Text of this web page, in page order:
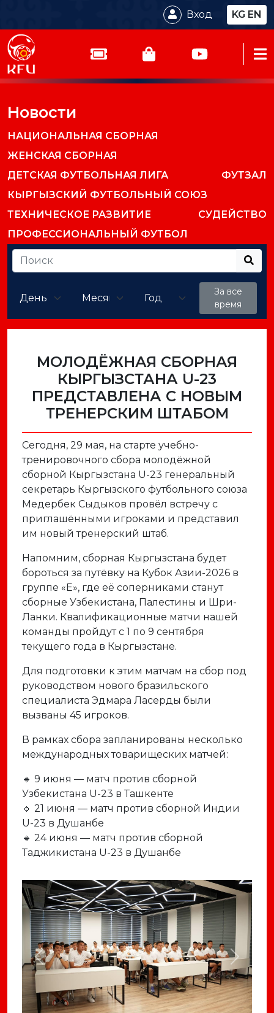
Вход KG EN
Новости
НАЦИОНАЛЬНАЯ СБОРНАЯ
ЖЕНСКАЯ СБОРНАЯ
ДЕТСКАЯ ФУТБОЛЬНАЯ ЛИГА
ФУТЗАЛ
КЫРГЫЗСКИЙ ФУТБОЛЬНЫЙ СОЮЗ
ТЕХНИЧЕСКОЕ РАЗВИТИЕ
СУДЕЙСТВО
ПРОФЕССИОНАЛЬНЫЙ ФУТБОЛ
За все
время
МОЛОДЁЖНАЯ СБОРНАЯ
КЫРГЫЗСТАНА U-23
ПРЕДСТАВЛЕНА С НОВЫМ
ТРЕНЕРСКИМ ШТАБОМ
Сегодня, 29 мая, на старте учебно-
тренировочного сбора молодёжной
сборной Кыргызстана U-23 генеральный
секретарь Кыргызского футбольного союза
Медербек Сыдыков провёл встречу с
приглашёнными игроками и представил
им новый тренерский штаб.
Напомним, сборная Кыргызстана будет
бороться за путёвку на Кубок Азии-2026 в
группе «E», где её соперниками станут
сборные Узбекистана, Палестины и Шри-
Ланки. Квалификационные матчи нашей
команды пройдут с 1 по 9 сентября
текущего года в Кыргызстане.
Для подготовки к этим матчам на сбор под
руководством нового бразильского
специалиста Эдмара Ласерды были
вызваны 45 игроков.
В рамках сбора запланированы несколько
международных товарищеских матчей:
🔹 9 июня — матч против сборной
Узбекистана U-23 в Ташкенте
🔹 21 июня — матч против сборной Индии
U-23 в Душанбе
🔹 24 июня — матч против сборной
Таджикистана U-23 в Душанбе
Previous Next